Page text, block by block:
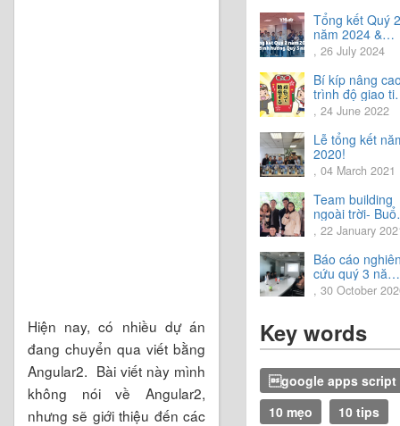
Hiện nay, có nhiều dự án
đang chuyển qua viết bằng
Angular2. Bài viết này mình
không nói về Angular2,
nhưng sẽ giới thiệu đến các
Tổng kết Quý 2
năm 2024 &
Chia sẻ định
hướng Quý 3
năm 2024
, 26 July 2024
Bí kíp nâng
trình độ giao
tiếng Nhật.
, 24 June 2022
Lễ tổng kết
2020!
, 04 March 2021
Team building
ngoài trời- Buổi
trải nghiệm
vời.
, 22 January
Báo cáo
cứu quý 3 năm
2020
, 30 October
Key words
google apps script
10 mẹo
10 tips